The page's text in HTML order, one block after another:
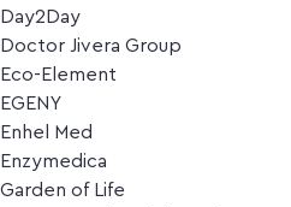
Day2Day
Doctor Jivera Group
Eco-Element
EGENY
Enhel Med
Enzymedica
Garden of Life